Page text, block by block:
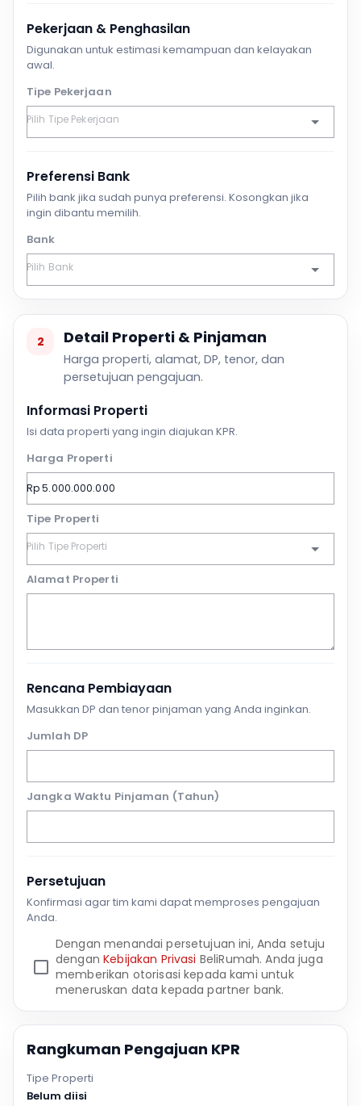
Pekerjaan & Penghasilan
Digunakan untuk estimasi kemampuan dan kelayakan
awal.
Tipe Pekerjaan
Preferensi Bank
Pilih bank jika sudah punya preferensi. Kosongkan jika
ingin dibantu memilih.
Bank
2 Detail Properti & Pinjaman
Harga properti, alamat, DP, tenor, dan
persetujuan pengajuan.
Informasi Properti
Isi data properti yang ingin diajukan KPR.
Harga Properti
Tipe Properti
Alamat Properti
Rencana Pembiayaan
Masukkan DP dan tenor pinjaman yang Anda inginkan.
Jumlah DP
Jangka Waktu Pinjaman (Tahun)
Persetujuan
Konfirmasi agar tim kami dapat memproses pengajuan
Anda.
Dengan menandai persetujuan ini, Anda setuju
denganKebijakan Privasi BeliRumah. Anda juga
memberikan otorisasi kepada kami untuk
meneruskan data kepada partner bank.
Rangkuman Pengajuan KPR
Tipe Properti
Belum diisi